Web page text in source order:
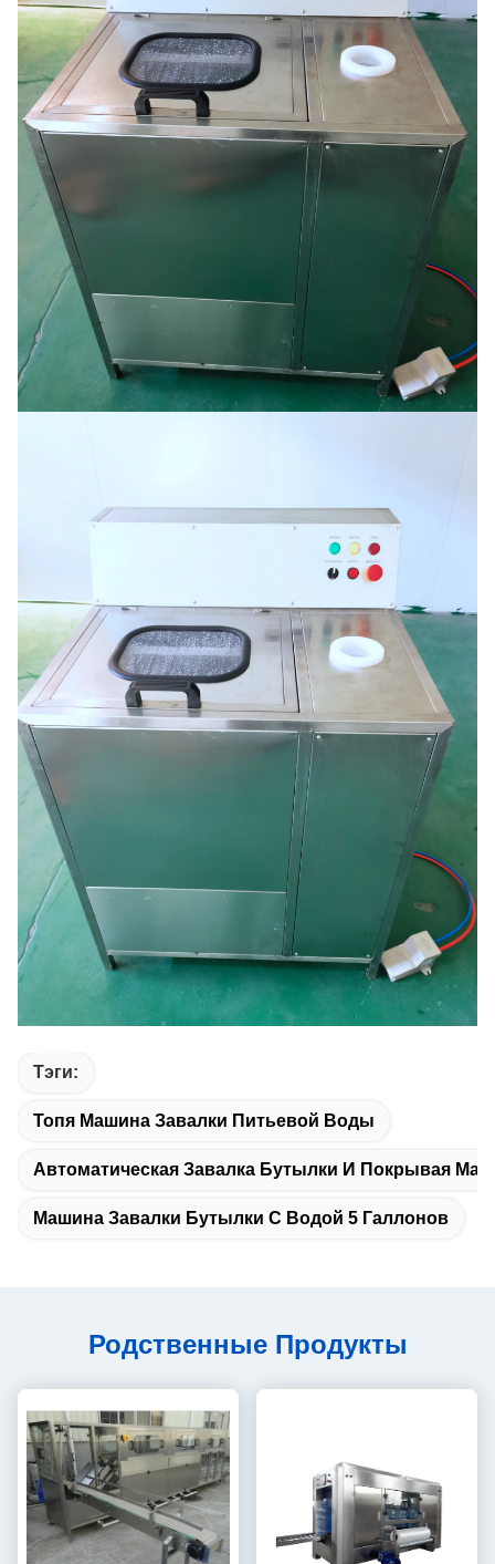
Тэги:
Топя Машина Завалки Питьевой Воды
Автоматическая Завалка Бутылки И Покрывая
Машина Завалки Бутылки С Водой 5 Галлонов
Родственные Продукты